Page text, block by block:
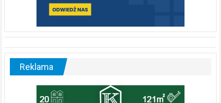
Reklama